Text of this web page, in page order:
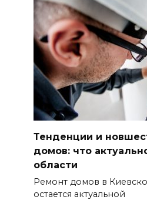
Тенденции и
домов: что
области
Ремонт домов в
остается актуальной